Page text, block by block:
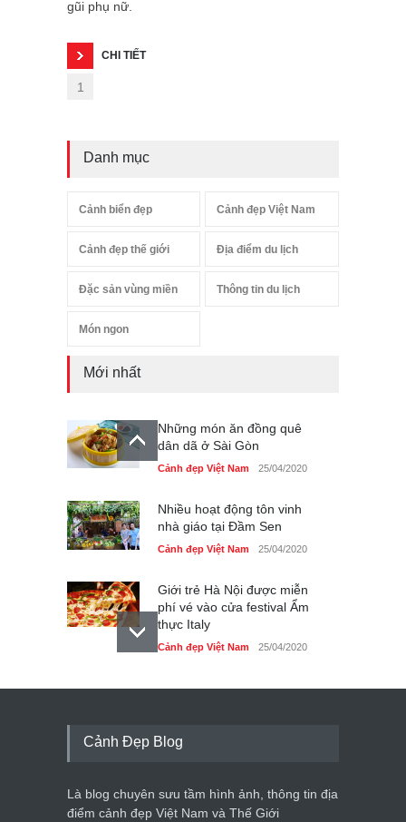
gũi phụ nữ.
CHI TIẾT
1
Danh mục
Cảnh biển đẹp Cảnh đẹp Việt Nam
Cảnh đẹp thế giới Địa điểm du lịch
Đặc sản vùng miền Thông tin du lịch
Món ngon
Mới nhất
Những món ăn đồng quê
dân dã ở Sài Gòn
Cảnh đẹp Việt Nam 25/04/2020
Nhiều hoạt động tôn vinh
nhà giáo tại Đầm Sen
Cảnh đẹp Việt Nam 25/04/2020
Giới trẻ Hà Nội được miễn
phí vé vào cửa festival Ẩm
thực Italy
Cảnh đẹp Việt Nam 25/04/2020
Tam giác mạch khoe sắc
du lịch quốc gia
Cảnh đẹp Việt Nam 24/04/2020
Cảnh Đẹp Blog
Là blog chuyên sưu tầm hình ảnh, thông tin địa
điểm cảnh đẹp Việt Nam và Thế Giới